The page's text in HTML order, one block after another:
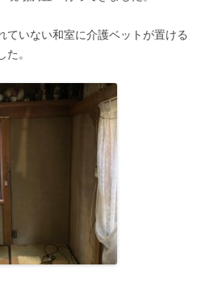
ていない和室に介護ベットが置ける
。